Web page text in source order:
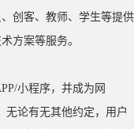
创客、教师、学生等提供
方案等服务。
小程序，并成为网
无论有无其他约定，用户